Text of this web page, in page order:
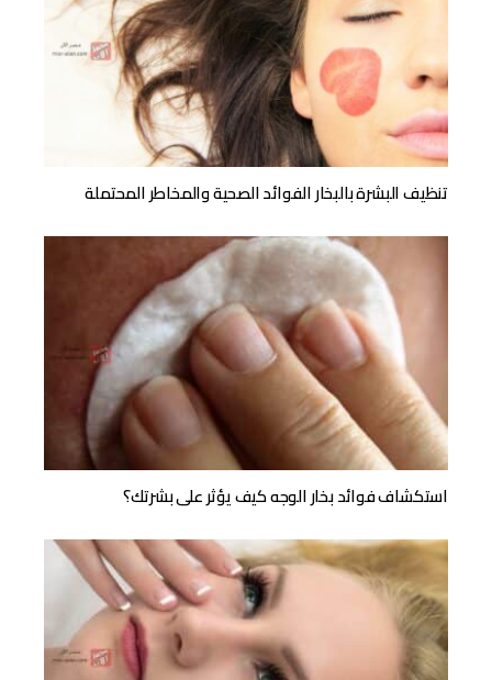
تنظيف البشرة بالبخار الفوائد الصحية والمخاطر المحتملة
استكشاف فوائد بخار الوجه كيف يؤثر على بشرتك؟